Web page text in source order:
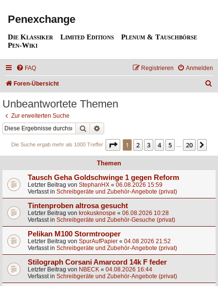
Penexchange
Die Klassiker Limited Editions
Plenum & Tauschbörse
Pen-Wiki
FAQ Anmelden
Registrieren
Foren-Übersicht
Unbeantwortete Themen
Zur erweiterten Suche
Suche
Die Suche ergab mehr als 1000 Treffer Seite 1von 20
1 2 3 4 5 … 20
Themen
Tausch Geha Goldschwinge 1 gegen Reform
Letzter Beitrag von StephanHX « 06.08.2026 15:59
Verfasst in Schreibgeräte und Zubehör-Angebote (privat)
Tintenproben altrosa gesucht
Letzter Beitrag von krokusknospe « 06.08.2026 10:28
Verfasst in Schreibgeräte und Zubehör-Gesuche (privat)
Pelikan M100 Stormtrooper
Letzter Beitrag von SpurAufPapier « 04.08.2026 21:52
Verfasst in Schreibgeräte und Zubehör-Angebote (privat)
Stilograph Corsani Amarcord 14k F feder
Letzter Beitrag von NBECK « 04.08.2026 16:44
Verfasst in Schreibgeräte und Zubehör-Angebote (privat)